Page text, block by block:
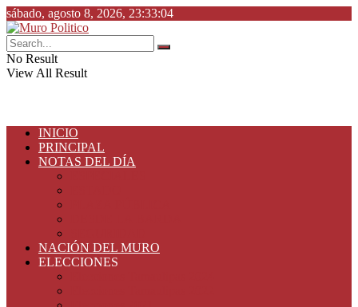
sábado, agosto 8, 2026, 23:33:04
No Result
View All Result
INICIO
PRINCIPAL
NOTAS DEL DÍA
NACIÓN DEL MURO
ELECCIONES